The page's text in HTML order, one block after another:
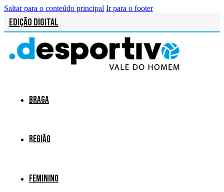
Saltar para o conteúdo principal Ir para o footer
Edição Digital
Braga
Região
Feminino